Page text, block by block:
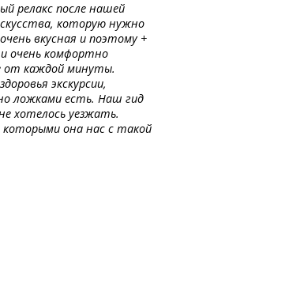
релакс после нашей
которую нужно
вкусная и поэтому +
очень комфортно
от каждой минуты.
экскурсии,
ложками есть. Наш гид
хотелось уезжать.
которыми она нас с такой